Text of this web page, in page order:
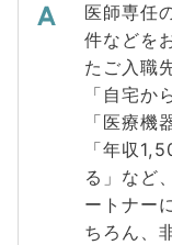
医師専任
件などを
たご入職
「自宅か
「医療機
「年収
る」など
ートナー
ちろん、